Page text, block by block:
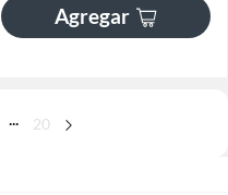
Agregar
... 20